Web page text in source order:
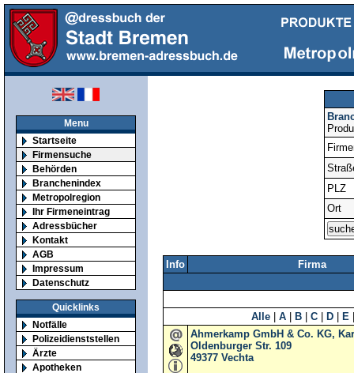
Menu
Startseite
Firmensuche
Behörden
Branchenindex
Metropolregion
Ihr Firmeneintrag
Adressbücher
Kontakt
AGB
Impressum
Datenschutz
Quicklinks
Notfälle
Polizeidienststellen
Ärzte
Apotheken
PLZ
Ort
Info Firma
Alle A B C D E
Ahmerkamp GmbH & Co. KG,
Oldenburger Str. 109
49377 Vechta